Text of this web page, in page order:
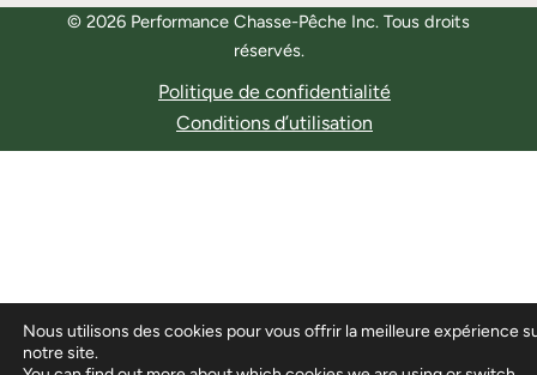
© 2026 Performance Chasse-Pêche Inc. Tous droits
réservés.
Politique de confidentialité
Conditions d’utilisation
Nous utilisons des cookies pour vous offrir la meilleure expérience
notre site.